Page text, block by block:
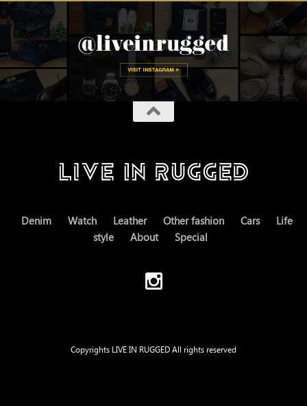
Denim Watch Leather Other fashion Cars
Life
style
About Special
Copyrights LIVE IN RUGGED All rights reserved